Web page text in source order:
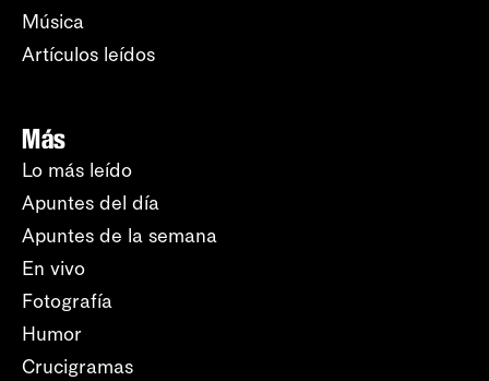
Música
Artículos leídos
Más
Lo más leído
Apuntes del día
Apuntes de la semana
En vivo
Fotografía
Humor
Crucigramas